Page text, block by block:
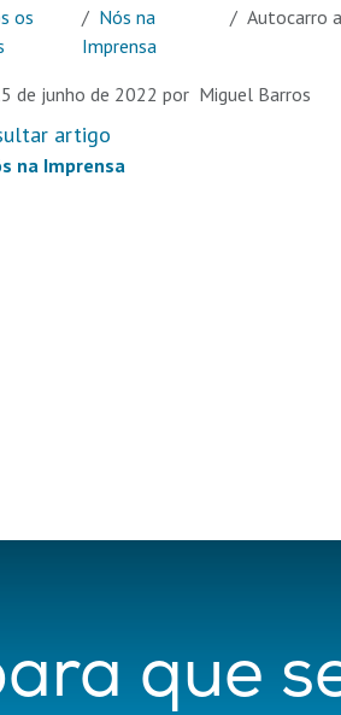
os
Nós na
Imprensa
Autocarro a
de junho de 2022 por Miguel Barros
artigo
na Imprensa
que